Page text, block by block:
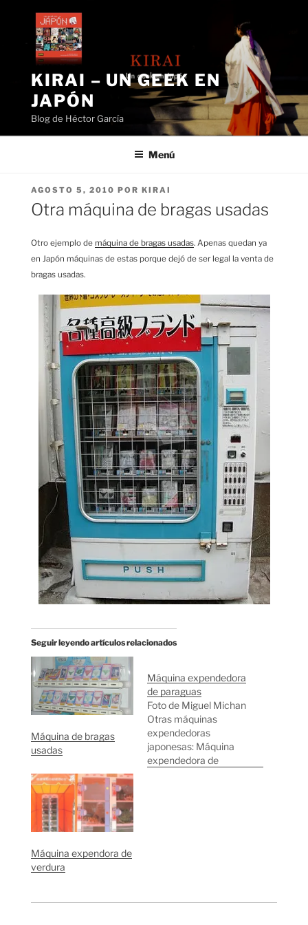
contenido
KIRAI – UN GEEK EN
JAPÓN
Blog de Héctor García
Menú
PUBLICADO
EL
AGOSTO 5, 2010 POR KIRAI
Otra máquina de bragas usadas
Otro ejemplo de máquina de bragas usadas. Apenas quedan ya
en Japón máquinas de estas porque dejó de ser legal la venta de
bragas usadas.
Seguir leyendo artículos relacionados
Máquina de bragas
usadas
Máquina expendedora
de paraguas
Foto de Miguel Michan
Otras máquinas
expendedoras
japonesas: Máquina
expendedora de
Máquina expendora de
verdura